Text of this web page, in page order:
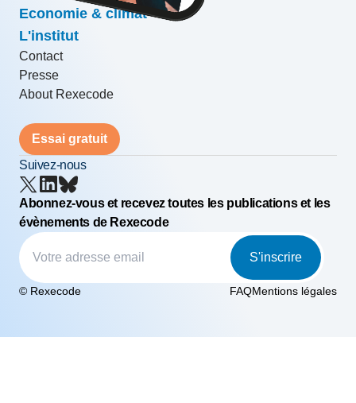
Economie & climat
L'institut
Contact
Presse
About Rexecode
Essai gratuit
Suivez-nous
Abonnez-vous et recevez toutes les publications et les
évènements de Rexecode
S'inscrire
© Rexecode FAQMentions légales